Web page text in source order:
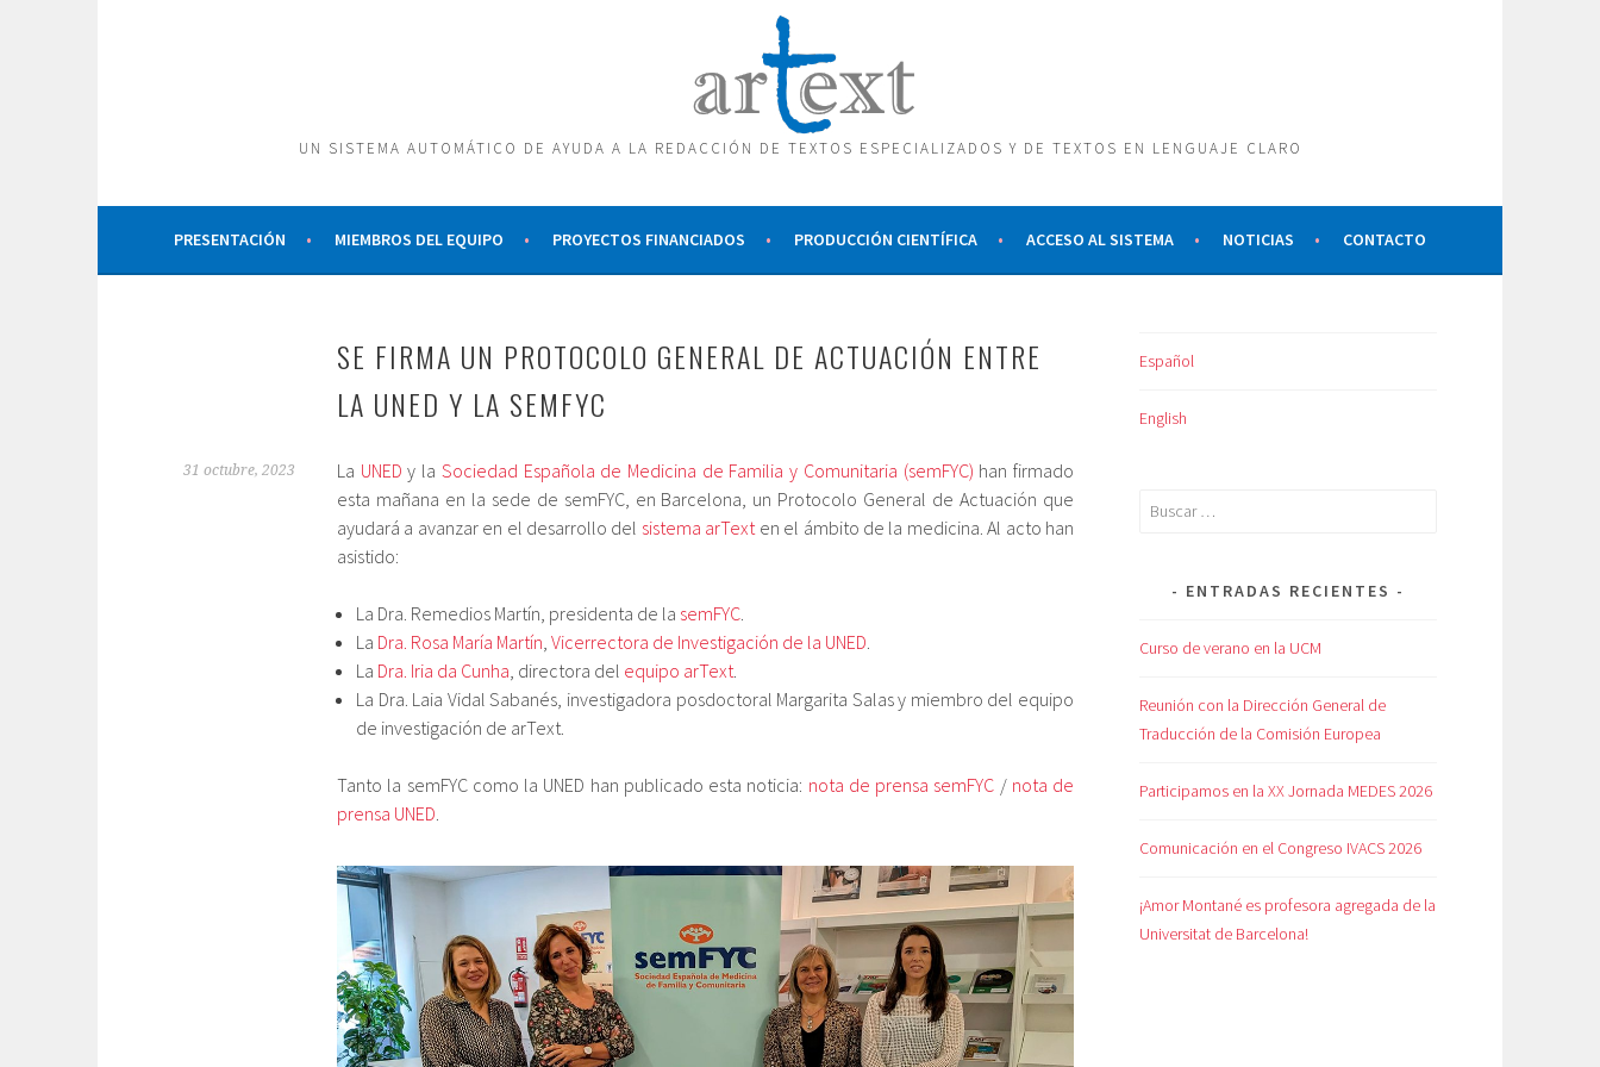
UN SISTEMA AUTOMÁTICO DE AYUDA A LA REDACCIÓN DE TEXTOS ESPECIALIZADOS Y DE TEXTOS EN LENGUAJE CLARO
PRESENTACIÓN MIEMBROS DEL EQUIPO PROYECTOS FINANCIADOS PRODUCCIÓN CIENTÍFICA ACCESO AL SISTEMA NOTICIAS CONTACTO
SE FIRMA UN PROTOCOLO GENERAL DE ACTUACIÓN ENTRE
LA UNED Y LA SEMFYC
31 octubre, 2023 La UNED y la Sociedad Española de Medicina de Familia y Comunitaria (semFYC) han firmado
esta mañana en la sede de semFYC, en Barcelona, un Protocolo General de Actuación que
ayudará a avanzar en el desarrollo del sistema arTexten el ámbito de la medicina. Al acto han
asistido:
La Dra. Remedios Martín, presidenta de la semFYC.
La Dra. Rosa María Martín, Vicerrectora de Investigación de la UNED.
La Dra. Iria da Cunha, directora del equipo arText.
La Dra. Laia Vidal Sabanés, investigadora posdoctoral Margarita Salas y miembro del equipo
de investigación de arText.
Tanto la semFYC como la UNED han publicado esta noticia: nota de prensa semFYC / nota de
prensa UNED.
Español
English
Buscar:
ENTRADAS RECIENTES
Curso de verano en la UCM
Reunión con la Dirección General de
Traducción de la Comisión Europea
Participamos en la XX Jornada MEDES 2026
Comunicación en el Congreso IVACS 2026
¡Amor Montané es profesora agregada de la
Universitat de Barcelona!